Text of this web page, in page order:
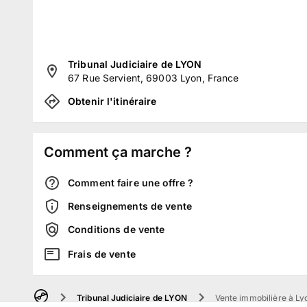
Tribunal Judiciaire de LYON
67 Rue Servient, 69003 Lyon, France
Obtenir l'itinéraire
Comment ça marche ?
Comment faire une offre ?
Renseignements de vente
Conditions de vente
Frais de vente
Tribunal Judiciaire de LYON Vente immobilière à